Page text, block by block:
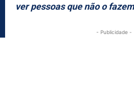
ver pessoas que não o fazem
- Publicidade -